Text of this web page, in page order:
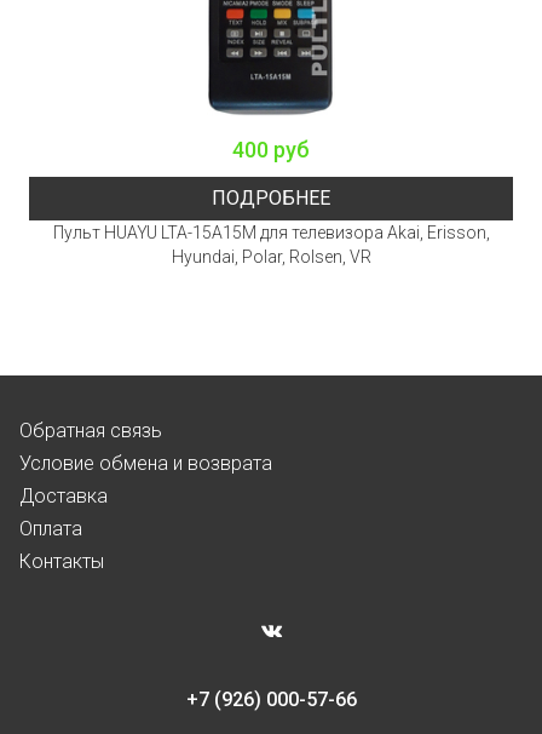
400 руб
ПОДРОБНЕЕ
Пульт HUAYU LTA-15A15M для телевизора Akai, Erisson,
Hyundai, Polar, Rolsen, VR
Обратная связь
Условие обмена и возврата
Доставка
Оплата
Контакты
+7 (926) 000-57-66